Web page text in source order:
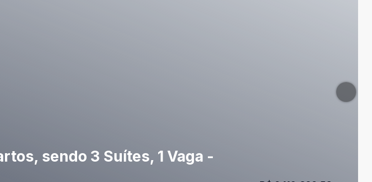
sendo 3 Suítes, 1 Vaga -